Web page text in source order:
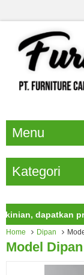
Menu
Kategori
produk
Home Dipan
Model